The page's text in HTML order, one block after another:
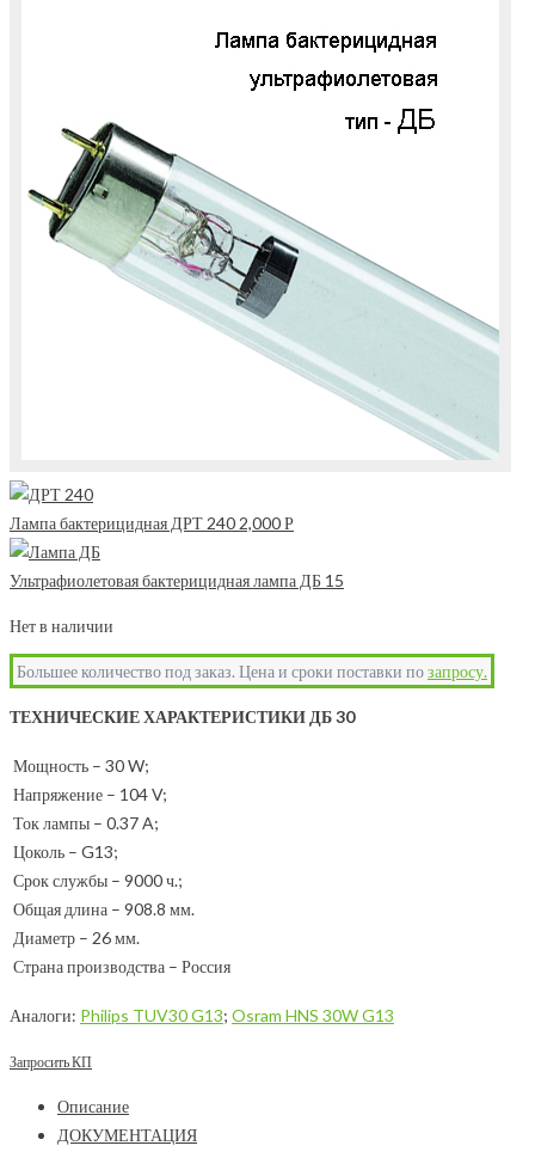
Лампа бактерицидная ДРТ 240 2,000 Р
Ультрафиолетовая бактерицидная лампа ДБ 15
Нет в наличии
Большее количество под заказ. Цена и сроки поставки позапросу.
ТЕХНИЧЕСКИЕ ХАРАКТЕРИСТИКИ ДБ 30
Мощность – 30 W;
Напряжение – 104 V;
Ток лампы – 0.37 A;
Цоколь – G13;
Срок службы – 9000 ч.;
Общая длина – 908.8 мм.
Диаметр – 26 мм.
Страна производства – Россия
Аналоги: Philips TUV30 G13; Osram HNS 30W G13
Запросить КП
Описание
ДОКУМЕНТАЦИЯ